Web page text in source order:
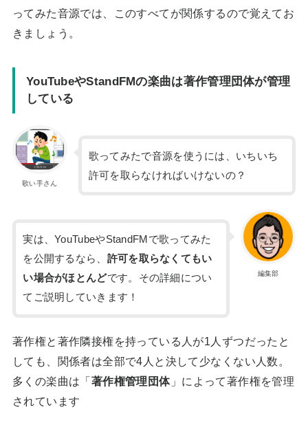
ってみた音源では、このすべてが関係するので覚えてお
きましょう。
YouTubeやStandFMの楽曲は著作管理団体が管理
している
歌い手さん
歌ってみたで音源を使うには、いちいち
許可を取らなければいけないの？
編集部
実は、YouTubeやStandFMで歌ってみた
を公開するなら、 許可を取らなくてもい
い場合がほとんどです。その詳細につい
てご説明していきます！
著作権と著作隣接権を持っている人が1人ずつだったと
しても、関係者は全部で4人と決して少なくない人数。
多くの楽曲は「著作権管理団体」によって著作権を管理
されています